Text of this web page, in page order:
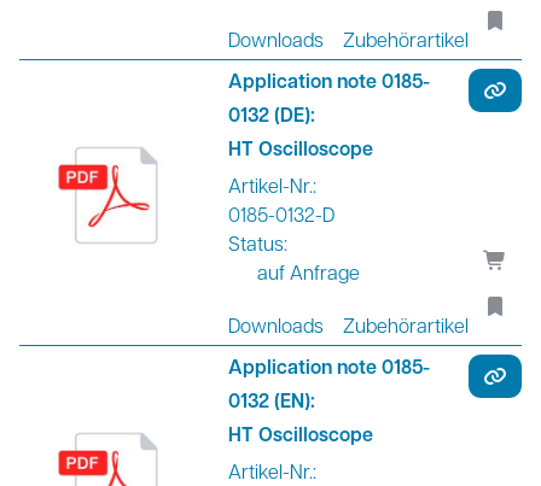
Downloads Zubehörartikel
Application note 0185-
0132 (DE):
HT Oscilloscope
Artikel-Nr.:
0185-0132-D
Status:
auf Anfrage
Downloads Zubehörartikel
Application note 0185-
0132 (EN):
HT Oscilloscope
Artikel-Nr.: